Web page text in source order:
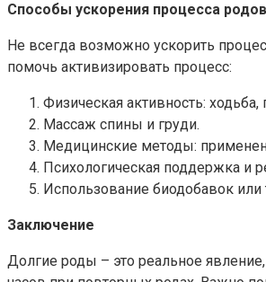
Способы ускорения процесса родов
Не всегда возможно ускорить
помочь активизировать процесс:
Физическая активность:
Массаж спины и груди.
Медицинские методы:
Психологическая поддержка и
Использование биодобавок
Заключение
Долгие роды – это реальное